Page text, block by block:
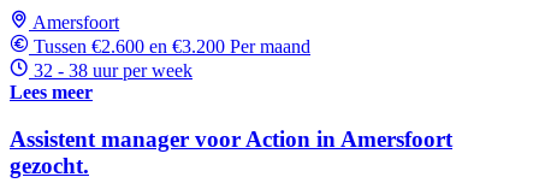
Amersfoort
Tussen €2.600 en €3.200 Per maand
32 - 38 uur per week
Lees meer
Assistent manager voor Action in Amersfoort
gezocht.